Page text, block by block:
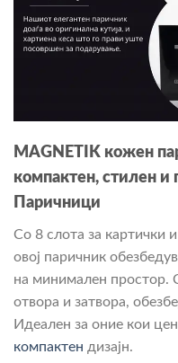
MAGNETIK кожен
компактен, стилен
Паричници
Со 8 слота за картички
овој паричник
на минимален простор.
отвора и затвора,
Идеален за оние кои
компактен дизајн.